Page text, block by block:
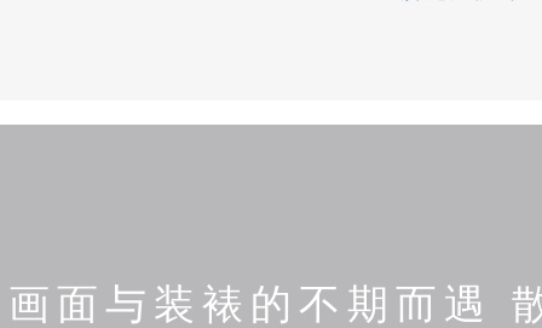
画面与装裱的不期而遇